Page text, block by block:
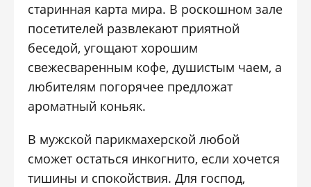
старинная карта мира. В роскошном зале
посетителей развлекают приятной
беседой, угощают хорошим
свежесваренным кофе, душистым чаем, а
любителям погорячее предложат
ароматный коньяк.
В мужской парикмахерской любой
сможет остаться инкогнито, если хочется
тишины и спокойствия. Для господ,